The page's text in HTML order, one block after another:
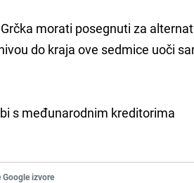
morati posegnuti za
do kraja ove sedmice uoči
s međunarodnim kreditorima
Google izvore